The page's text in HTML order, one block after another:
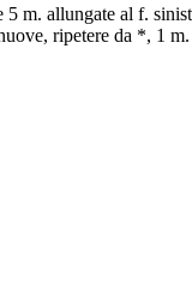
5 m. allungate al f.
ripetere da *, 1